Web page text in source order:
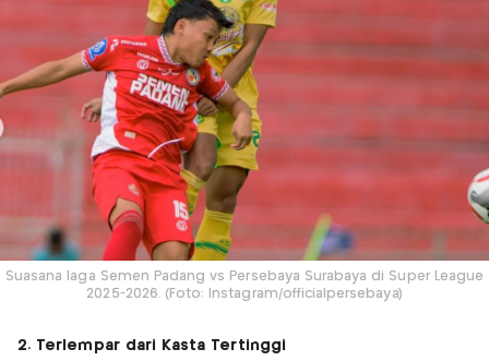
Suasana laga Semen Padang vs Persebaya Surabaya di Super League
2025-2026. (Foto: Instagram/officialpersebaya)
2. Terlempar dari Kasta Tertinggi